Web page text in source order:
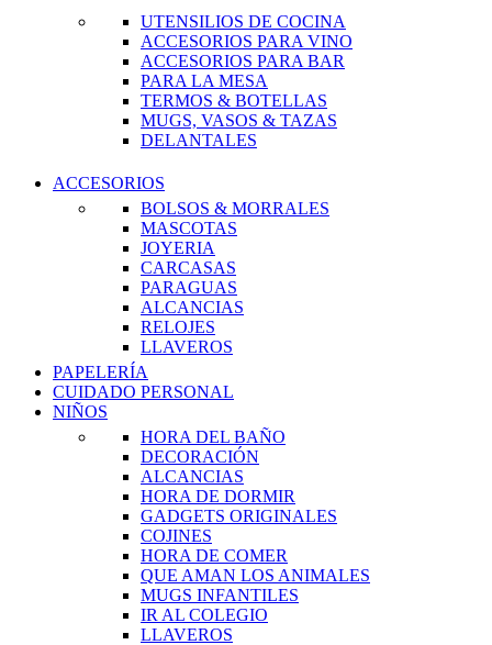
UTENSILIOS DE COCINA
ACCESORIOS PARA VINO
ACCESORIOS PARA BAR
PARA LA MESA
TERMOS & BOTELLAS
MUGS, VASOS & TAZAS
DELANTALES
ACCESORIOS
BOLSOS & MORRALES
MASCOTAS
JOYERIA
CARCASAS
PARAGUAS
ALCANCIAS
RELOJES
LLAVEROS
PAPELERÍA
CUIDADO PERSONAL
NIÑOS
HORA DEL BAÑO
DECORACIÓN
ALCANCIAS
HORA DE DORMIR
GADGETS ORIGINALES
COJINES
HORA DE COMER
QUE AMAN LOS ANIMALES
MUGS INFANTILES
IR AL COLEGIO
LLAVEROS